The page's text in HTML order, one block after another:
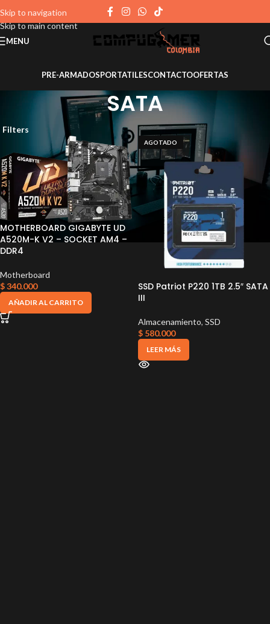
Skip to navigation
Skip to main content
MENU
PRE-ARMADOSPORTATILESCONTACTOOFERTAS
SATA
Filters
MOTHERBOARD GIGABYTE UD
A520M-K V2 – SOCKET AM4 –
DDR4
Motherboard
$340.000
AÑADIR AL CARRITO
AGOTADO
SSD Patriot P220 1TB 2.5″ SATA
III
Almacenamiento, SSD
$ 580.000
LEER MÁS